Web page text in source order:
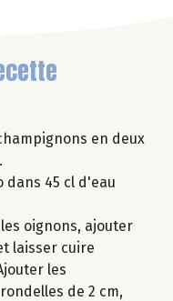
en deux
dans 45 cl d'eau
oignons, ajouter
laisser cuire
les
de 2 cm,